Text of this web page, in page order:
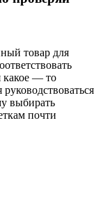
товар для
какое — то
выбирать
почти